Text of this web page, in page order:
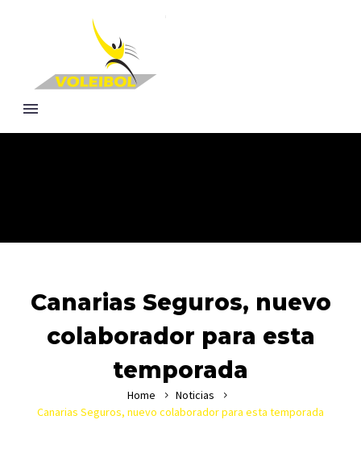
Canarias Seguros, nuevo
colaborador para esta
temporada
Home
Noticias
Canarias Seguros, nuevo colaborador para esta temporada